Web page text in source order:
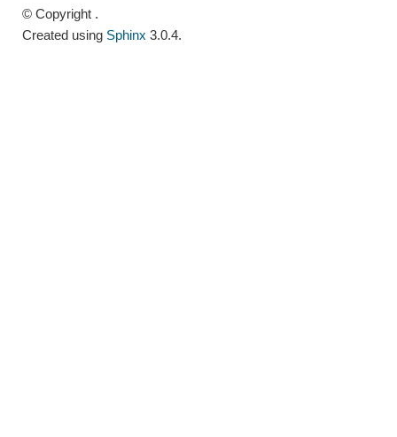
© Copyright .
Created using Sphinx 3.0.4.